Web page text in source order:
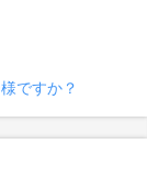
ですか？